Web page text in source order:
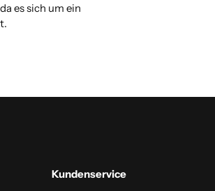
es sich um ein
Kundenservice